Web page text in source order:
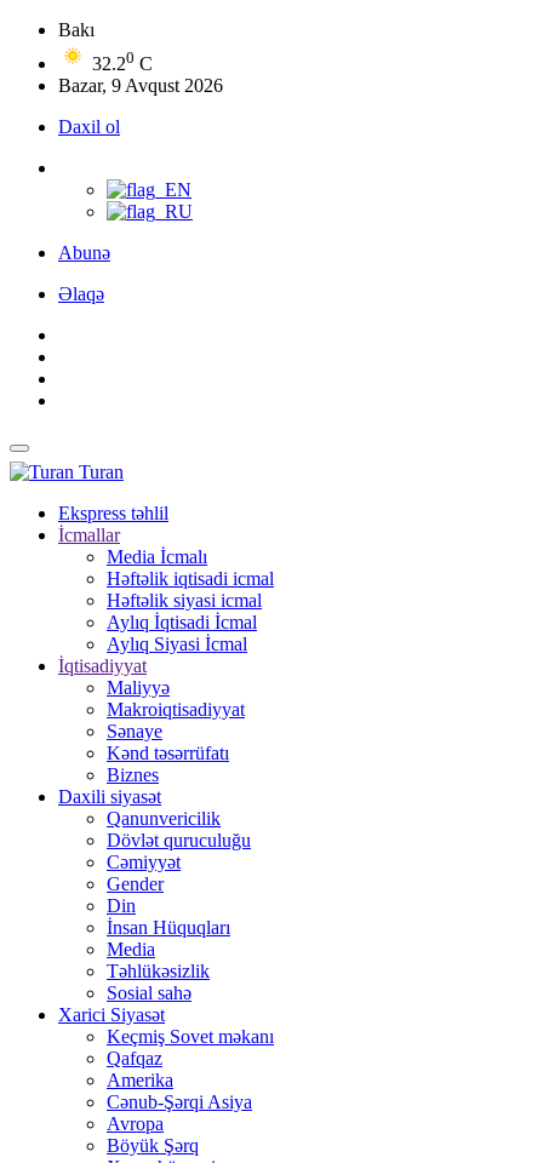
Bakı
32.20 C
Bazar, 9 Avqust 2026
Daxil ol
Abunə
Əlaqə
Turan
Ekspress təhlil
İcmallar
Media İcmalı
Həftəlik iqtisadi icmal
Həftəlik siyasi icmal
Aylıq İqtisadi İcmal
Aylıq Siyasi İcmal
İqtisadiyyat
Maliyyə
Makroiqtisadiyyat
Sənaye
Kənd təsərrüfatı
Biznes
Daxili siyasət
Qanunvericilik
Dövlət quruculuğu
Cəmiyyət
Gender
Din
İnsan Hüquqları
Media
Təhlükəsizlik
Sosial sahə
Xarici Siyasət
Keçmiş Sovet məkanı
Qafqaz
Amerika
Cənub-Şərqi Asiya
Avropa
Böyük Şərq